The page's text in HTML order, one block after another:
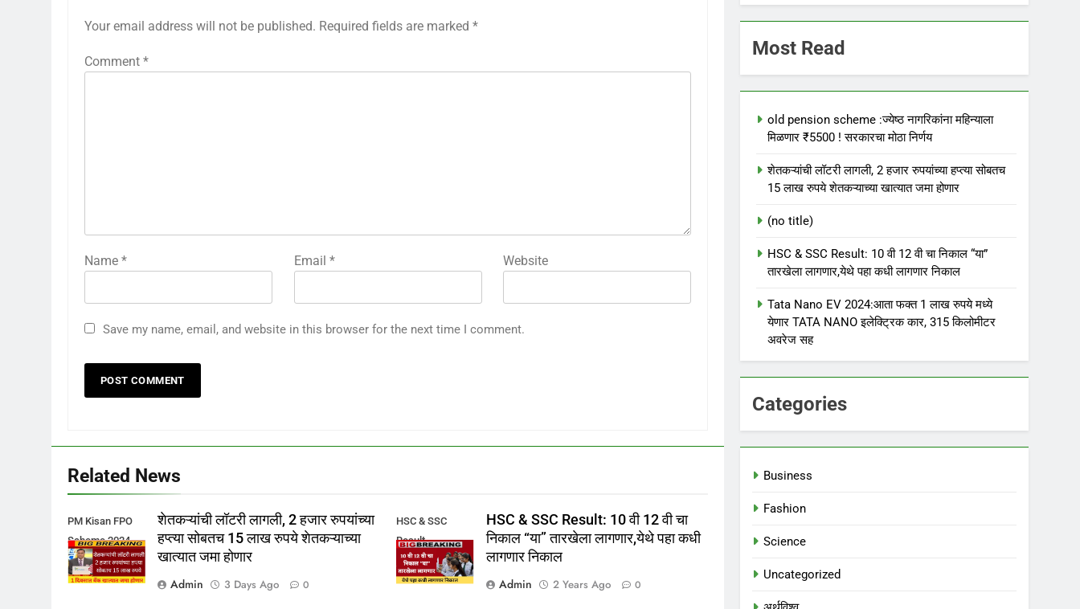
Your email address will not be published. Required fields are marked *
Comment *
Name * Email * Website
Save my name, email, and website in this browser for the next time I comment.
Related News
PM Kisan FPO
Scheme 2024
शेतकऱ्यांची लॉटरी लागली, 2 हजार रुपयांच्या
हप्त्या सोबतच 15 लाख रुपये शेतकऱ्याच्या
खात्यात जमा होणार
Admin
3 Days Ago 0
HSC & SSC
Result
HSC & SSC Result: 10 वी 12 वी चा
निकाल “या” तारखेला लागणार,येथे पहा कधी
लागणार निकाल
Admin
2 Years Ago 0
Most Read
old pension scheme :ज्येष्ठ नागरिकांना महिन्याला
मिळणार ₹5500 ! सरकारचा मोठा निर्णय
शेतकऱ्यांची लॉटरी लागली, 2 हजार रुपयांच्या हप्त्या सोबतच
15 लाख रुपये शेतकऱ्याच्या खात्यात जमा होणार
(no title)
HSC & SSC Result: 10 वी 12 वी चा निकाल “या”
तारखेला लागणार,येथे पहा कधी लागणार निकाल
Tata Nano EV 2024:आता फक्त 1 लाख रुपये मध्ये
येणार TATA NANO इलेक्ट्रिक कार, 315 किलोमीटर
अवरेज सह
Categories
Business
Fashion
Science
Uncategorized